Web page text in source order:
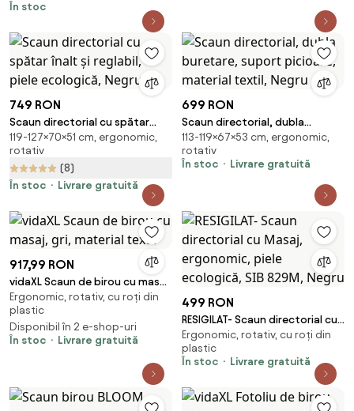
În stoc
749 RON
Scaun directorial cu spătar
înalt și reglabil, piele ecologică,
Negru
119-127×70×51 cm, ergonomic,
rotativ
(8)
În stoc
Livrare gratuită
699 RON
Scaun directorial, dubla
buretare, suport picioare,
material textil, Negru
113-119×67×53 cm, ergonomic,
rotativ
În stoc
Livrare gratuită
917,99 RON
vidaXL Scaun de birou cu masaj,
gri, material textil
Ergonomic, rotativ, cu roți din
plastic
Disponibil în 2 e-shop-uri
În stoc
Livrare gratuită
499 RON
RESIGILAT- Scaun directorial cu
Masaj, ergonomic, piele
ecologică, SIB 829M, Negru
Ergonomic, rotativ, cu roți din
plastic
În stoc
Livrare gratuită